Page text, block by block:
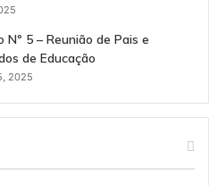
Nº 5 – Reunião de Pais e
de Educação
2025